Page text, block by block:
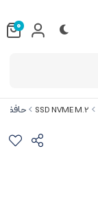
SSD NVME M.2 حافظه SSD اینترنال 256 گیگابایت لکسار مدل NM620 NVME M.2
0